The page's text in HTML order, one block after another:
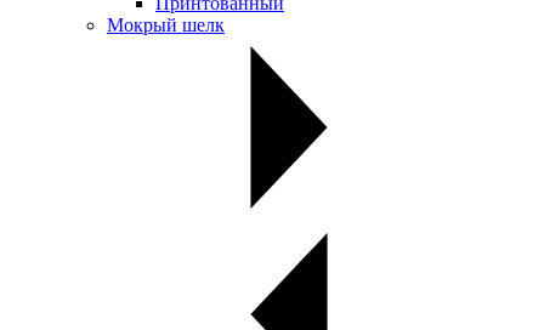
Мокрый шелк